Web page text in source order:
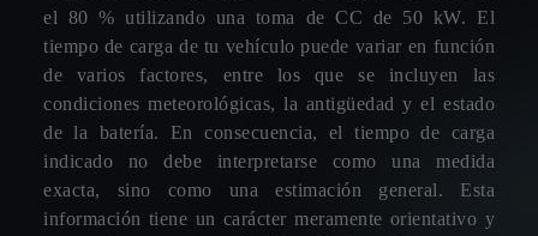
el 80 % utilizando una toma de CC de 50 kW. El
tiempo de carga de tu vehículo puede variar en función
de varios factores, entre los que se incluyen las
condiciones meteorológicas, la antigüedad y el estado
de la batería. En consecuencia, el tiempo de carga
indicado no debe interpretarse como una medida
exacta, sino como una estimación general. Esta
información tiene un carácter meramente orientativo y